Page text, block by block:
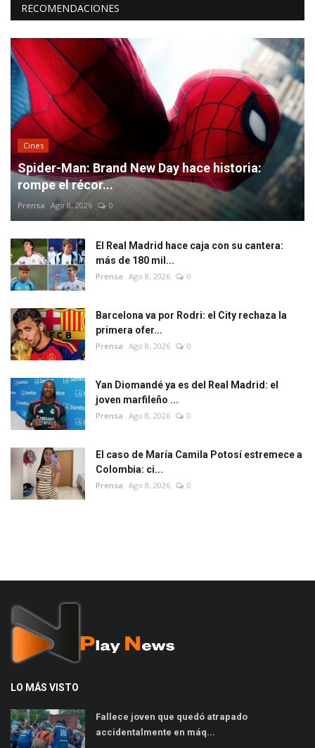
RECOMENDACIONES
Cines
Spider-Man: Brand New Day hace historia:
rompe el récor...
Prensa Ago 8, 2026 0
El Real Madrid hace caja con su cantera:
más de 180 mil...
Prensa Ago 8, 2026 0
Barcelona va por Rodri: el City rechaza la
primera ofer...
Prensa Ago 8, 2026 0
Yan Diomandé ya es del Real Madrid: el
joven marfileño ...
Prensa Ago 8, 2026 0
El caso de María Camila Potosí estremece a
Colombia: ci...
Prensa Ago 8, 2026 0
LO MÁS VISTO
Fallece joven que quedó atrapado
accidentalmente en máq...